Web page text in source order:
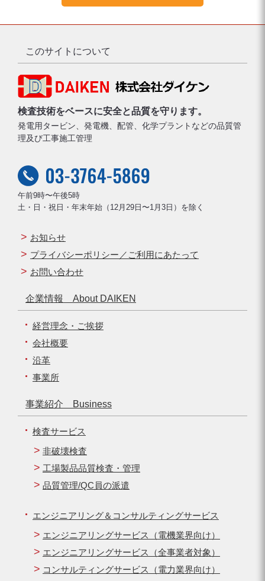
このサイトについて
検査技術をベースに安全と品質を守ります。
発電用タービン、発電機、配管、化学プラントなどの品質管
理及び工事施工管理
午前9時〜午後5時
土・日・祝日・年末年始（12月29日〜1月3日）を除く
お知らせ
プライバシーポリシー／ご利用にあたって
お問い合わせ
企業情報 About DAIKEN
経営理念・ご挨拶
会社概要
沿革
事業所
事業紹介 Business
検査サービス
非破壊検査
工場製品品質検査・管理
品質管理/QC員の派遣
エンジニアリング＆コンサルティングサービス
エンジニアリングサービス（電機業界向け）
エンジニアリングサービス（全事業者対象）
コンサルティングサービス（電力業界向け）